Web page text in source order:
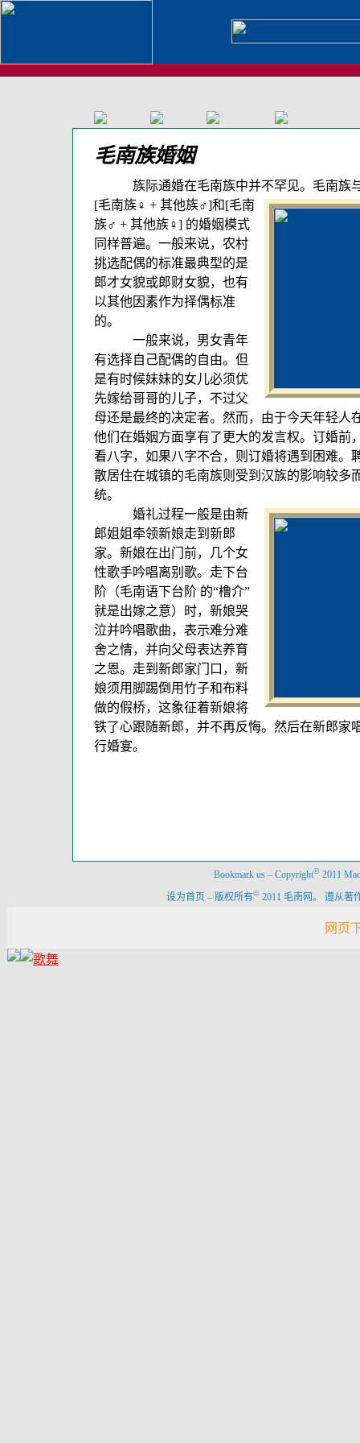
毛南族婚姻
族际通婚在毛南族中并不罕见。毛南族
[毛南族♀ + 其他族♂]和[毛南
族♂ + 其他族♀] 的婚姻模式
同样普遍。一般来说，农村
挑选配偶的标准最典型的是
郎才女貌或郎财女貌，也有
以其他因素作为择偶标准
的。
一般来说，男女青年
有选择自己配偶的自由。但
是有时候妹妹的女儿必须优
先嫁给哥哥的儿子，不过父
母还是最终的决定者。然而，由于今天年轻人
他们在婚姻方面享有了更大的发言权。订婚前
看八字，如果八字不合，则订婚将遇到困难。
散居住在城镇的毛南族则受到汉族的影响较多
统。
婚礼过程一般是由新
郎姐姐牵领新娘走到新郎
家。新娘在出门前，几个女
性歌手吟唱离别歌。走下台
阶（毛南语下台阶 的“橹介”
就是出嫁之意）时，新娘哭
泣并吟唱歌曲，表示难分难
舍之情，并向父母表达养育
之恩。走到新郎家门口，新
娘须用脚踢倒用竹子和布料
做的假桥，这象征着新娘将
铁了心跟随新郎，并不再反悔。然后在新郎家
行婚宴。
Bookmark us – Copyright© 2011
设为首页 – 版权所有© 2011 毛南网。 遵从著
网页